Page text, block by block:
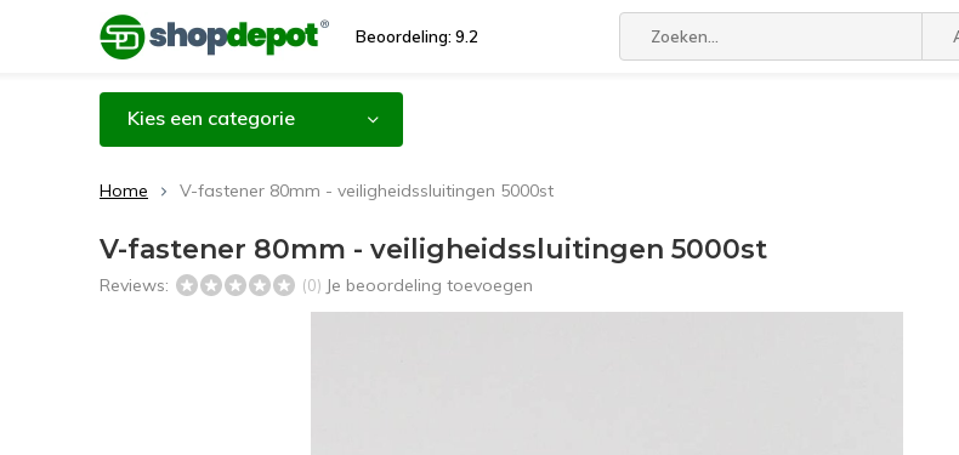
Beoordeling: 9.2
Kies een categorie
Home V-fastener 80mm - veiligheidssluitingen 5000st
V-fastener 80mm - veiligheidssluitingen 5000st
Reviews: (0) Je beoordeling toevoegen